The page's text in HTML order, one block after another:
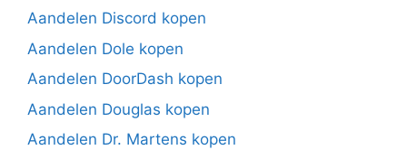
Aandelen Discord kopen
Aandelen Dole kopen
Aandelen DoorDash kopen
Aandelen Douglas kopen
Aandelen Dr. Martens kopen